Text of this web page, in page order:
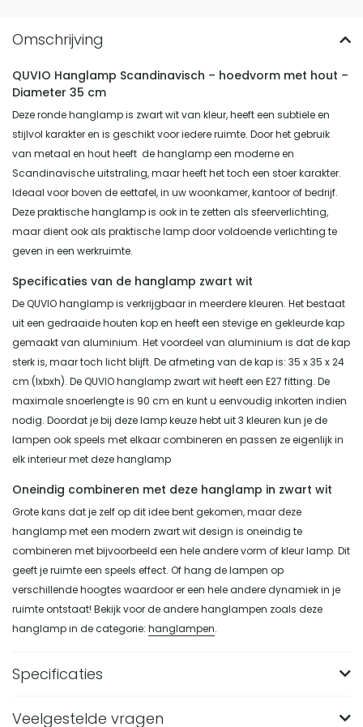
QUVIO Hanglamp Scandinavisch – hoedvorm met hout –
Diameter 35 cm
Deze ronde hanglamp is zwart wit van kleur, heeft een subtiele en
stijlvol karakter en is geschikt voor iedere ruimte. Door het gebruik
van metaal en hout heeft de hanglamp een moderne en
Scandinavische uitstraling, maar heeft het toch een stoer karakter.
Ideaal voor boven de eettafel, in uw woonkamer, kantoor of bedrijf.
Deze praktische hanglamp is ook in te zetten als sfeerverlichting,
maar dient ook als praktische lamp door voldoende verlichting te
geven in een werkruimte.
Specificaties van de hanglamp zwart wit
De QUVIO hanglamp is verkrijgbaar in meerdere kleuren. Het bestaat
uit een gedraaide houten kop en heeft een stevige en gekleurde kap
gemaakt van aluminium. Het voordeel van aluminium is dat de kap
sterk is, maar toch licht blijft. De afmeting van de kap is: 35 x 35 x 24
cm (lxbxh). De QUVIO hanglamp zwart wit heeft een E27 fitting. De
maximale snoerlengte is 90 cm en kunt u eenvoudig inkorten indien
nodig. Doordat je bij deze lamp keuze hebt uit 3 kleuren kun je de
lampen ook speels met elkaar combineren en passen ze eigenlijk in
elk interieur met deze hanglamp
Oneindig combineren met deze hanglamp in zwart wit
Grote kans dat je zelf op dit idee bent gekomen, maar deze
hanglamp met een modern zwart wit design is oneindig te
combineren met bijvoorbeeld een hele andere vorm of kleur lamp. Dit
geeft je ruimte een speels effect. Of hang de lampen op
verschillende hoogtes waardoor er een hele andere dynamiek in je
ruimte ontstaat! Bekijk voor de andere hanglampen zoals deze
hanglamp in de categorie: hanglampen.
Specificaties
Merk
Veelgestelde vragen